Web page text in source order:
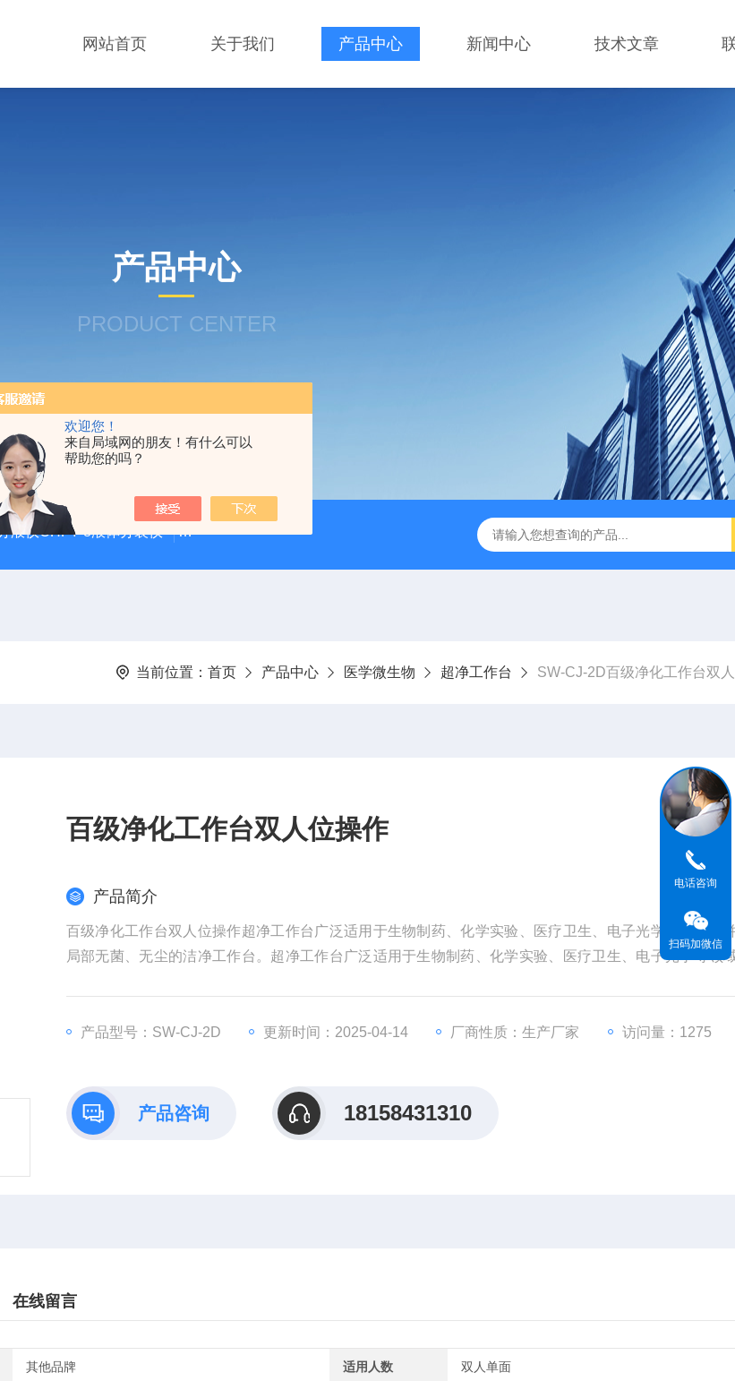
欢迎您！
来自局域网的朋友！有什么可以
帮助您的吗？
网站首页 关于我们 产品中心 新闻中心 技术文章
产品中心
PRODUCT CENTER
液仪CHFY-8液体分装仪 全自动放射性水样蒸发浓缩赶酸仪ZDGS-8 厌氧手套箱YQX-I半自动厌氧培养箱
当前位置： 首页 产品中心 医学微生物 超净工作台 SW-CJ-2D百级净化工作台双
百级净化工作台双人位操作
产品简介
百级净化工作台双人位操作超净工作台广泛适用于生物制药、化学实验、医疗卫生、电子光学等领域。
局部无菌、无尘的洁净工作台。超净工作台广泛适用于生物制药、化学实验、医疗卫生、电子光学等领
产品型号：SW-CJ-2D 更新时间：2025-04-14 厂商性质：生产厂家 访问量：1275
产品咨询 18158431310
在线留言
其他品牌 适用人数 双人单面
电话咨询
扫码加微信